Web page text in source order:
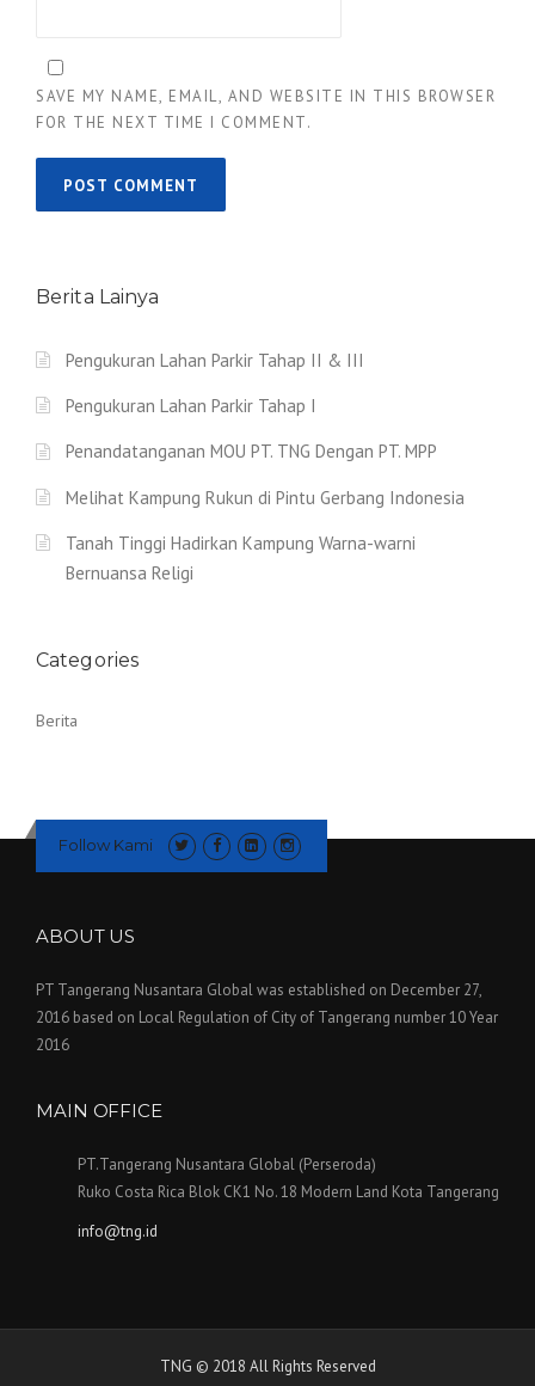
SAVE MY NAME, EMAIL, AND WEBSITE IN THIS BROWSER
FOR THE NEXT TIME I COMMENT.
Berita Lainya
Pengukuran Lahan Parkir Tahap II & III
Pengukuran Lahan Parkir Tahap I
Penandatanganan MOU PT. TNG Dengan PT. MPP
Melihat Kampung Rukun di Pintu Gerbang Indonesia
Tanah Tinggi Hadirkan Kampung Warna-warni
Bernuansa Religi
Categories
Berita
Follow Kami
ABOUT US
PT Tangerang Nusantara Global was established on December 27,
2016 based on Local Regulation of City of Tangerang number 10 Year
2016
MAIN OFFICE
PT.Tangerang Nusantara Global (Perseroda)
Ruko Costa Rica Blok CK1 No. 18 Modern Land Kota Tangerang
info@tng.id
TNG © 2018 All Rights Reserved